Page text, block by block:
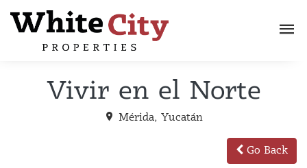
Vivir en el Norte
Mérida, Yucatán
Go Back